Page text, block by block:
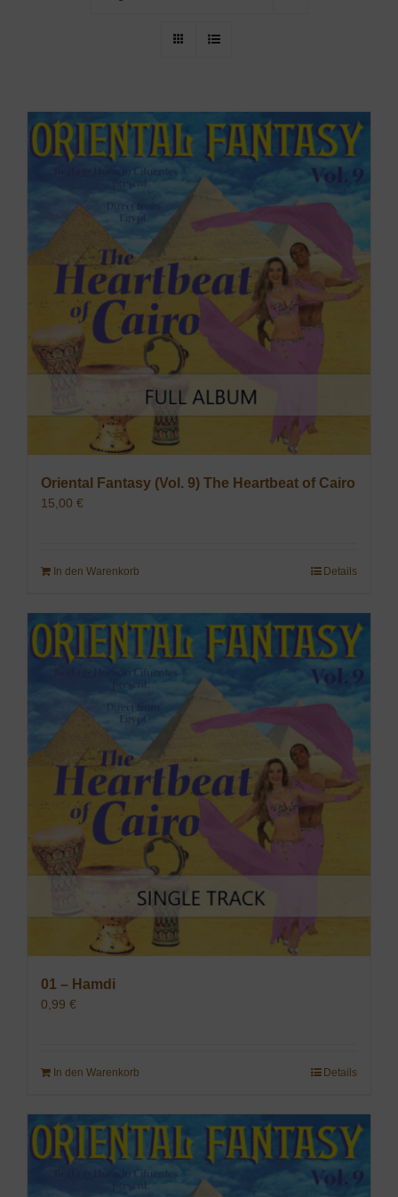
Oriental Fantasy (Vol. 9) The Heartbeat of Cairo
15,00 €
In den Warenkorb Details
01 – Hamdi
0,99 €
In den Warenkorb Details